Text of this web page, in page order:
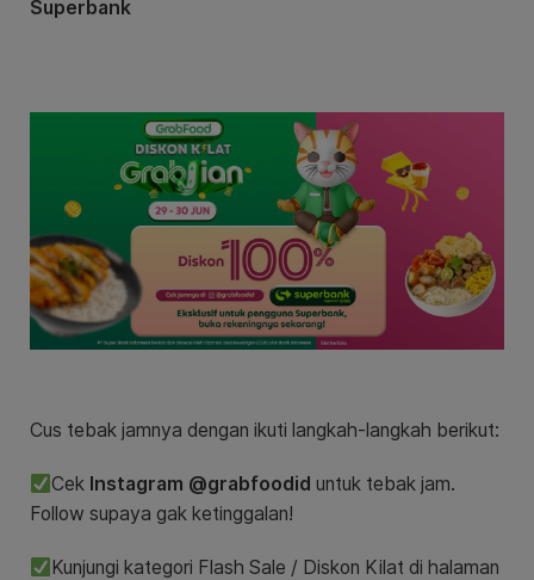
Superbank
Cus tebak jamnya dengan ikuti langkah-langkah berikut:
Cek Instagram @grabfoodid untuk tebak jam.
Follow supaya gak ketinggalan!
Kunjungi kategori Flash Sale / Diskon Kilat di halaman